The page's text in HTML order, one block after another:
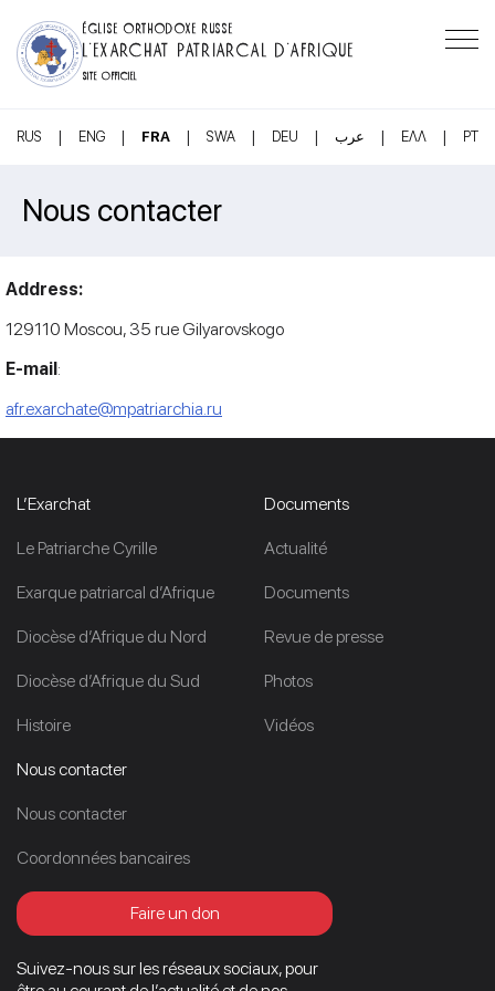
ÉGLISE ORTHODOXE RUSSE
L’EXARCHAT PATRIARCAL D’AFRIQUE
SITE OFFICIEL
RUS | ENG | FRA | SWA | DEU | عرب | ΕΛΛ | PT
Nous contacter
Address:
129110 Moscou, 35 rue Gilyarovskogo
E-mail:
afr.exarchate@mpatriarchia.ru
L’Exarchat
Le Patriarche Cyrille
Exarque patriarcal d’Afrique
Diocèse d’Afrique du Nord
Diocèse d’Afrique du Sud
Histoire
Documents
Actualité
Documents
Revue de presse
Photos
Vidéos
Nous contacter
Nous contacter
Coordonnées bancaires
Faire un don
Suivez-nous sur les réseaux sociaux, pour